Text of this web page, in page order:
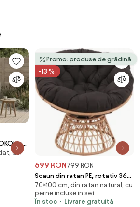
cu
din
Promo: produse de grădină
-13 %
699 RON799 RON
Scaun din ratan PE, rotativ 360
grade, perna neagra– Relaxare
premium pentru grădina ta
70×100 cm, din ratan natural, cu
perne incluse in set
În stoc
Livrare gratuită